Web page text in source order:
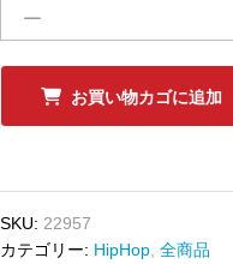
ﾚ
ｺ
ﾄﾞ
WATCH
OUT
お買い物カゴに追加
SKU: 22957
カテゴリー: HipHop 全商品